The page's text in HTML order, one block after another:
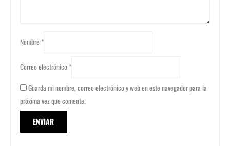
Nombre *
Correo electrónico*
Guarda mi nombre, correo electrónico y web en este navegador para la
próxima vez que comente.